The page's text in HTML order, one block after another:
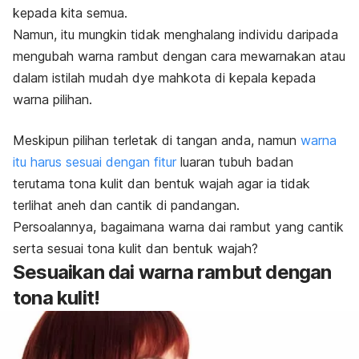
kepada kita semua.
Namun, itu mungkin tidak menghalang individu daripada
mengubah warna rambut dengan cara mewarnakan atau
dalam istilah mudah dye mahkota di kepala kepada
warna pilihan.
Meskipun pilihan terletak di tangan anda, namun warna
itu harus sesuai dengan fitur luaran tubuh badan
terutama tona kulit dan bentuk wajah agar ia tidak
terlihat aneh dan cantik di pandangan.
Persoalannya, bagaimana warna dai rambut yang cantik
serta sesuai tona kulit dan bentuk wajah?
Sesuaikan dai warna rambut dengan
tona kulit!